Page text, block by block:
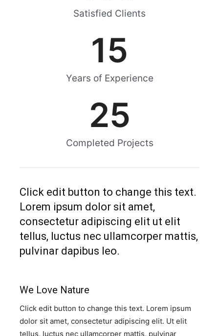
Satisfied Clients
15
Years of Experience
25
Completed Projects
Click edit button to change this text.
Lorem ipsum dolor sit amet,
consectetur adipiscing elit ut elit
tellus, luctus nec ullamcorper mattis,
pulvinar dapibus leo.​
We Love Nature​
Click edit button to change this text. Lorem ipsum
dolor sit amet, consectetur adipiscing elit. Ut elit
tellus, luctus nec ullamcorper mattis, pulvinar